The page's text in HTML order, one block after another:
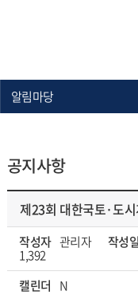
알림마당
공지사항
제23회 대한국토·도
작성자 관리자 작성일
1,392
캘린더 N